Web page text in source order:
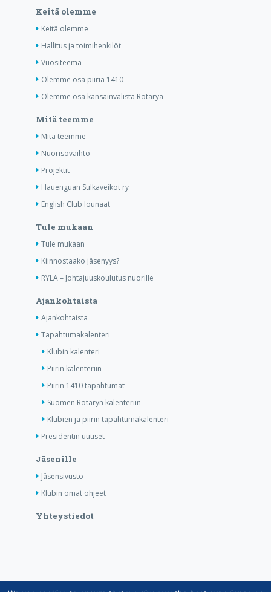
Keitä olemme
Keitä olemme
Hallitus ja toimihenkilöt
Vuositeema
Olemme osa piiriä 1410
Olemme osa kansainvälistä Rotarya
Mitä teemme
Mitä teemme
Nuorisovaihto
Projektit
Hauenguan Sulkaveikot ry
English Club lounaat
Tule mukaan
Tule mukaan
Kiinnostaako jäsenyys?
RYLA – Johtajuuskoulutus nuorille
Ajankohtaista
Ajankohtaista
Tapahtumakalenteri
Klubin kalenteri
Piirin kalenteriin
Piirin 1410 tapahtumat
Suomen Rotaryn kalenteriin
Klubien ja piirin tapahtumakalenteri
Presidentin uutiset
Jäsenille
Jäsensivusto
Klubin omat ohjeet
Yhteystiedot